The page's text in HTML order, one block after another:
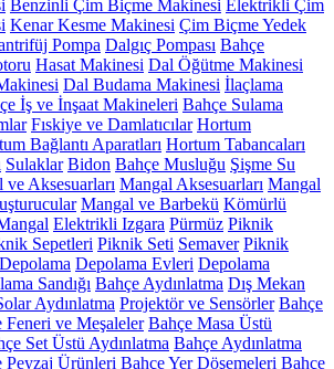
Benzinli Çim Biçme Makinesi Elektrikli Çim
Kenar Kesme Makinesi Çim Biçme Yedek
Pompa Dalgıç Pompası Bahçe
Hasat Makinesi Dal Öğütme Makinesi
Dal Budama Makinesi İlaçlama
İş ve İnşaat Makineleri Bahçe Sulama
Fıskiye ve Damlatıcılar Hortum
Bağlantı Aparatları Hortum Tabancaları
Sulaklar Bidon Bahçe Musluğu Şişme Su
ve Aksesuarları Mangal Aksesuarları Mangal
Mangal ve Barbekü Kömürlü
Elektrikli Izgara Pürmüz Piknik
Sepetleri Piknik Seti Semaver Piknik
Depolama Evleri Depolama
Sandığı Bahçe Aydınlatma Dış Mekan
Aydınlatma Projektör ve Sensörler Bahçe
Feneri ve Meşaleler Bahçe Masa Üstü
Set Üstü Aydınlatma Bahçe Aydınlatma
Peyzaj Ürünleri Bahçe Yer Döşemeleri Bahçe